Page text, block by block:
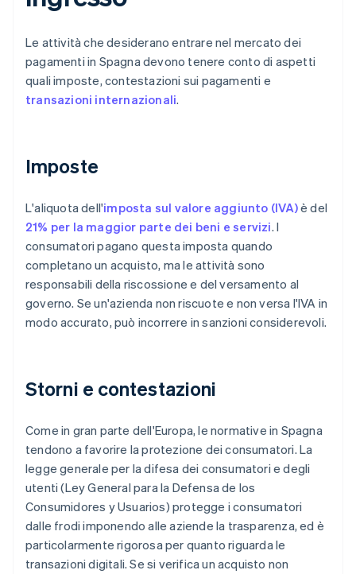
Le attività che desiderano entrare nel mercato dei
pagamenti in Spagna devono tenere conto di aspetti
quali imposte, contestazioni sui pagamenti e
transazioni internazionali.
Imposte
L'aliquota dell'imposta sul valore aggiunto (IVA)è del
21% per la maggior parte dei beni e servizi. I
consumatori pagano questa imposta quando
completano un acquisto, ma le attività sono
responsabili della riscossione e del versamento al
governo. Se un'azienda non riscuote e non versa l'IVA in
modo accurato, può incorrere in sanzioni considerevoli.
Storni e contestazioni
Come in gran parte dell'Europa, le normative in Spagna
tendono a favorire la protezione dei consumatori. La
legge generale per la difesa dei consumatori e degli
utenti (Ley General para la Defensa de los
Consumidores y Usuarios) protegge i consumatori
dalle frodi imponendo alle aziende la trasparenza, ed è
particolarmente rigorosa per quanto riguarda le
transazioni digitali. Se si verifica un acquisto non